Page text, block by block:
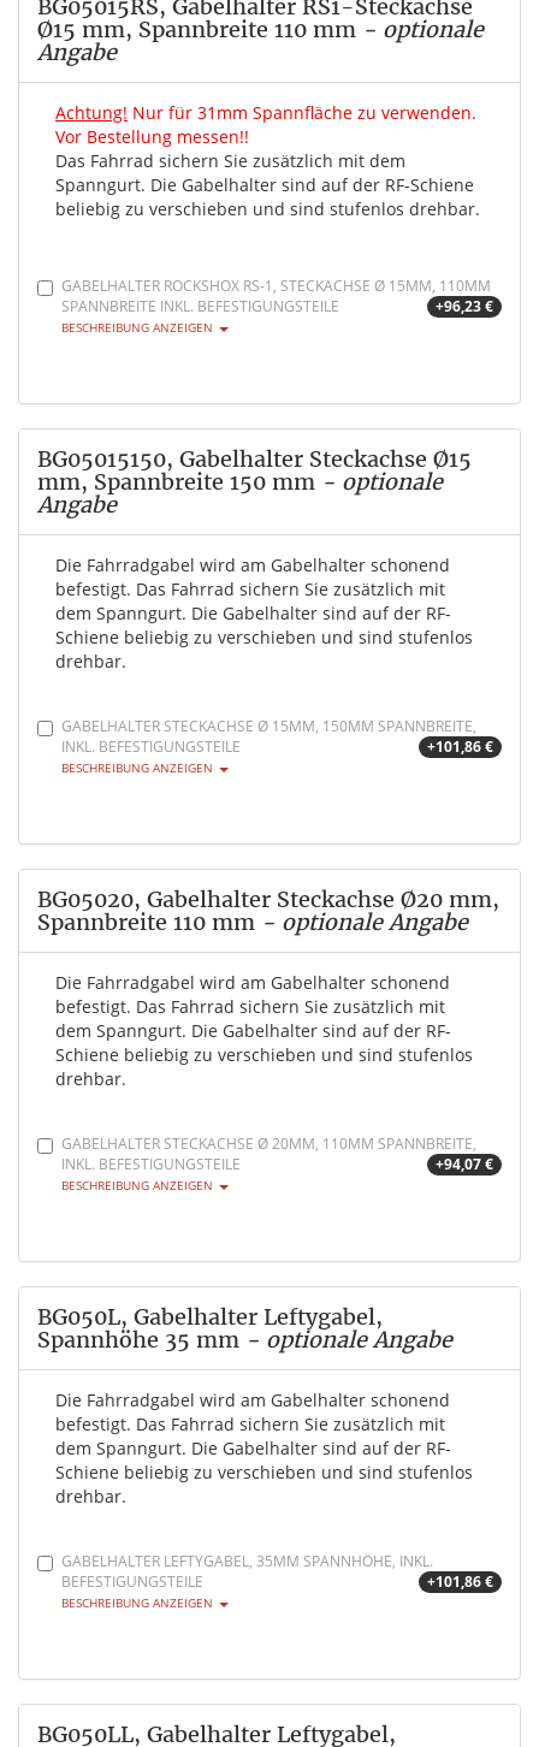
BG05015RS, Gabelhalter RS1-Steckachse
Ø15 mm, Spannbreite 110 mm - optionale
Angabe
Achtung! Nur für 31mm Spannfläche zu verwenden.
Vor Bestellung messen!!
Das Fahrrad sichern Sie zusätzlich mit dem
Spanngurt. Die Gabelhalter sind auf der RF-Schiene
beliebig zu verschieben und sind stufenlos drehbar.
GABELHALTER ROCKSHOX RS-1, STECKACHSE Ø 15MM, 110MM
SPANNBREITE INKL. BEFESTIGUNGSTEILE
+96,23 €
BESCHREIBUNG ANZEIGEN
BG05015150, Gabelhalter Steckachse Ø15
mm, Spannbreite 150 mm - optionale
Angabe
Die Fahrradgabel wird am Gabelhalter schonend
befestigt. Das Fahrrad sichern Sie zusätzlich mit
dem Spanngurt. Die Gabelhalter sind auf der RF-
Schiene beliebig zu verschieben und sind stufenlos
drehbar.
GABELHALTER STECKACHSE Ø 15MM, 150MM SPANNBREITE,
INKL. BEFESTIGUNGSTEILE
+101,86 €
BESCHREIBUNG ANZEIGEN
BG05020, Gabelhalter Steckachse Ø20 mm,
Spannbreite 110 mm - optionale Angabe
Die Fahrradgabel wird am Gabelhalter schonend
befestigt. Das Fahrrad sichern Sie zusätzlich mit
dem Spanngurt. Die Gabelhalter sind auf der RF-
Schiene beliebig zu verschieben und sind stufenlos
drehbar.
GABELHALTER STECKACHSE Ø 20MM, 110MM SPANNBREITE,
INKL. BEFESTIGUNGSTEILE
+94,07 €
BESCHREIBUNG ANZEIGEN
BG050L, Gabelhalter Leftygabel,
Spannhöhe 35 mm - optionale Angabe
Die Fahrradgabel wird am Gabelhalter schonend
befestigt. Das Fahrrad sichern Sie zusätzlich mit
dem Spanngurt. Die Gabelhalter sind auf der RF-
Schiene beliebig zu verschieben und sind stufenlos
drehbar.
GABELHALTER LEFTYGABEL, 35MM SPANNHÖHE, INKL.
BEFESTIGUNGSTEILE
+101,86 €
BESCHREIBUNG ANZEIGEN
BG050LL, Gabelhalter Leftygabel,